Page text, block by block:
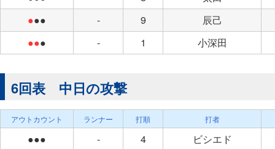
●●● - 9
辰己
●●● - 1 小深田
6回表 中日の攻撃
アウトカウント ランナー 打順 打者
●●● - 4
ビシエド